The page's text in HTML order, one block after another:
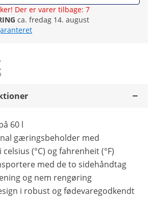
Der er varer tilbage: 7
ca. fredag 14. august
60 l
gæringsbeholder med
(°C) og fahrenheit (°F)
med de to sidehåndtag
og nem rengøring
i robust og fødevaregodkendt